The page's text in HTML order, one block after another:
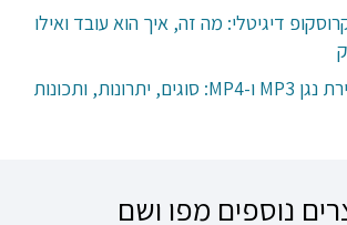
דיגיטלי: מה זה, איך הוא עובד ואילו
המדריך המלא לבחירת נגן MP3 ו-MP4: סוגים, יתרונות, ותכונות
נוספים מפו ושם